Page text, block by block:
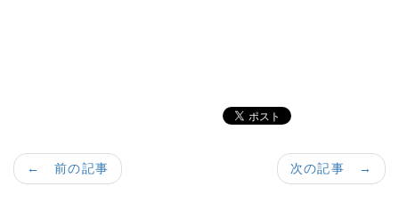
次の記事 →
← 前の記事